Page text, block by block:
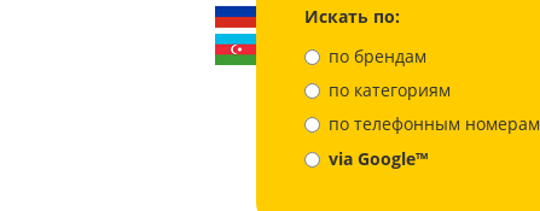
Искать по:
по брендам
по категориям
по телефонным номерам
via Google™